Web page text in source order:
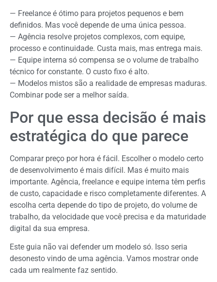
— Freelance é ótimo para projetos pequenos e bem
definidos. Mas você depende de uma única pessoa.
— Agência resolve projetos complexos, com equipe,
processo e continuidade. Custa mais, mas entrega mais.
— Equipe interna só compensa se o volume de trabalho
técnico for constante. O custo fixo é alto.
— Modelos mistos são a realidade de empresas maduras.
Combinar pode ser a melhor saída.
Por que essa decisão é mais
estratégica do que parece
Comparar preço por hora é fácil. Escolher o modelo certo
de desenvolvimento é mais difícil. Mas é muito mais
importante. Agência, freelance e equipe interna têm perfis
de custo, capacidade e risco completamente diferentes. A
escolha certa depende do tipo de projeto, do volume de
trabalho, da velocidade que você precisa e da maturidade
digital da sua empresa.
Este guia não vai defender um modelo só. Isso seria
desonesto vindo de uma agência. Vamos mostrar onde
cada um realmente faz sentido.